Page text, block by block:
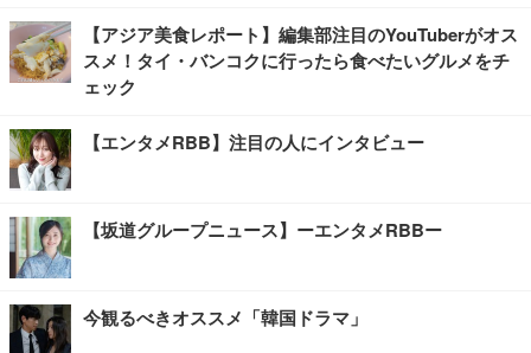
【アジア美食レポート】編集部注目のYouTuberがオス
スメ！タイ・バンコクに行ったら食べたいグルメをチ
ェック
【エンタメRBB】注目の人にインタビュー
【坂道グループニュース】ーエンタメRBBー
今観るべきオススメ「韓国ドラマ」